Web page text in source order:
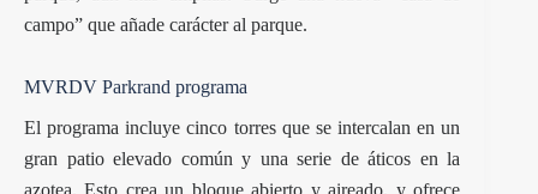
campo” que añade carácter al parque.
MVRDV Parkrand programa
El programa incluye cinco torres que se intercalan en un
gran patio elevado común y una serie de áticos en la
azotea. Esto crea un bloque abierto y aireado, y ofrece